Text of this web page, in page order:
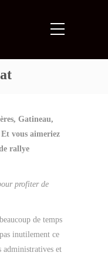
Gatineau,
vous aimeriez
rallye
profiter de
de temps
inutilement ce
administratives et